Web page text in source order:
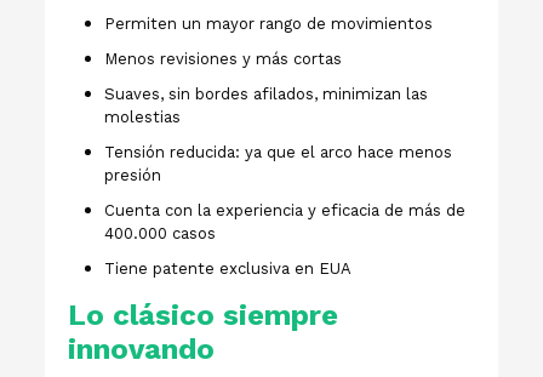
Permiten un mayor rango de movimientos
Menos revisiones y más cortas
Suaves, sin bordes afilados, minimizan las
molestias
Tensión reducida: ya que el arco hace menos
presión
Cuenta con la experiencia y eficacia de más de
400.000 casos
Tiene patente exclusiva en EUA
Lo clásico siempre
innovando